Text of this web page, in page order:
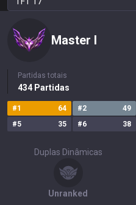
Master I
Partidas totais
434 Partidas
#1 64 #2 49
#5 35 #6 38
Duplas Dinâmicas
Unranked